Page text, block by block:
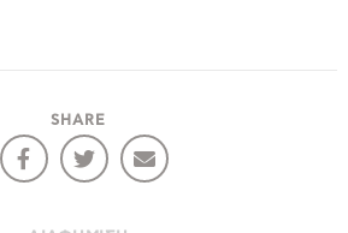
SHARE